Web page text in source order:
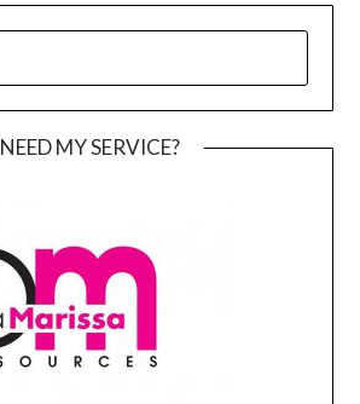
NEED MY SERVICE?